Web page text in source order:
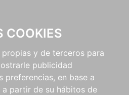
COOKIES
y de terceros para
publicidad
preferencias, en base a
partir de su hábitos de